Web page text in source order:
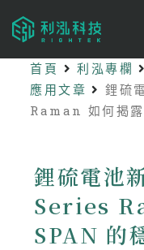
首頁 利泓專欄
應用文章
鋰硫
Raman 如何揭
鋰硫電池
Series
SPAN 的